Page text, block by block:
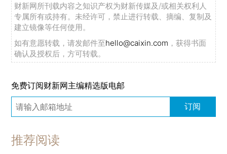
财新网所刊载内容之知识产权为财新传媒及/或相关权利人
专属所有或持有。未经许可，禁止进行转载、摘编、复制及
建立镜像等任何使用。
如有意愿转载，请发邮件至hello@caixin.com ，获得书面
确认及授权后，方可转载。
免费订阅财新网主编精选版电邮
订阅
推荐阅读